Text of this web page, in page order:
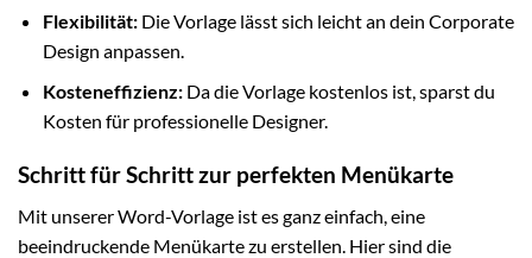
Flexibilität:Die Vorlage lässt sich leicht an dein Corporate
Design anpassen.
Kosteneffizienz:Da die Vorlage kostenlos ist, sparst du
Kosten für professionelle Designer.
Schritt für Schritt zur perfekten Menükarte
Mit unserer Word-Vorlage ist es ganz einfach, eine
beeindruckende Menükarte zu erstellen. Hier sind die